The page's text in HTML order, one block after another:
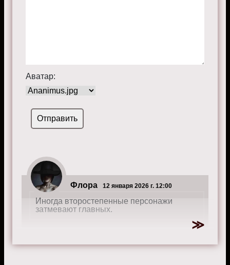
Аватар:
Флора 12 января 2026 г. 12:00
Иногда второстепенные персонажи
затмевают главных.